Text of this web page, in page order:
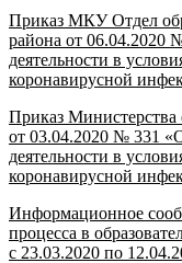
Приказ МКУ Отдел
района от 06.04.2020
деятельности в
коронавирусной
Приказ Министерства
от 03.04.2020 № 331
деятельности в
коронавирусной
Информационное
процесса в
с 23.03.2020 по